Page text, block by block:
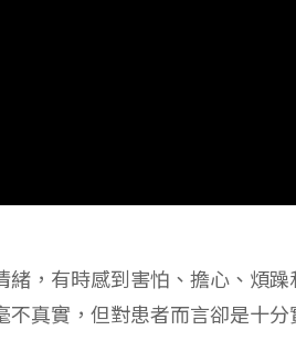
，有時感到害怕、擔心、煩
真實，但對患者而言卻是十